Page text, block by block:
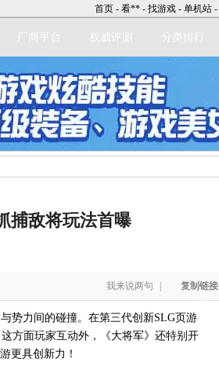
首页 - 看** - 找游戏 - 单机站 -
厂商平台 权威评测 分类排行
捕敌将玩法首曝
我来说两句 复制链接
力间的碰撞。在第三代创新SLG页游
方面玩家互动外，《大将军》还特别开
更具创新力！